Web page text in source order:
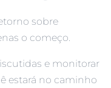
sobre
o começo.
e monitorar
estará no caminho